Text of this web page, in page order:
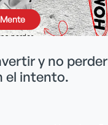
y no perder
el intento.